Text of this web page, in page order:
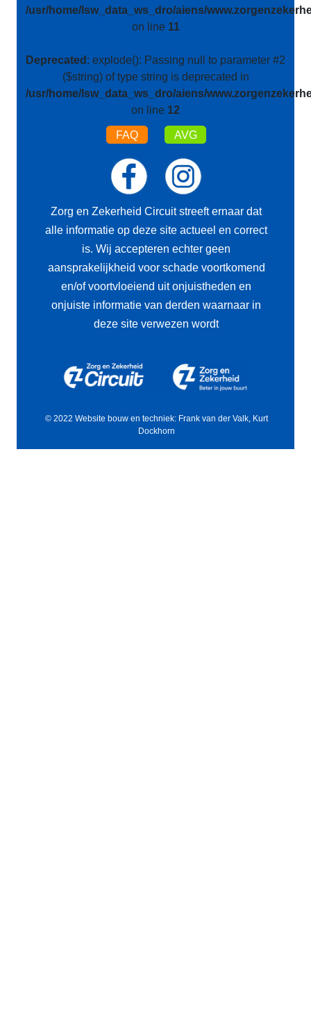
/usr/home/lsw_data_ws_dro/aiens/
on line 11
Deprecated : explode(): Passing null to parameter #2
($string) of type string is deprecated in
/usr/home/lsw_data_ws_dro/aiens/
on line 12
FAQ AVG
Zorg en Zekerheid Circuit streeft ernaar dat
alle informatie op deze site actueel en correct
is. Wij accepteren echter geen
aansprakelijkheid voor schade voortkomend
en/of voortvloeiend uit onjuistheden en
onjuiste informatie van derden waarnaar in
deze site verwezen wordt
© 2022 Website bouw en techniek: Frank van der Valk, Kurt
Dockhorn